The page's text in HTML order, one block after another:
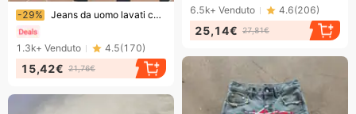
6.5k+ Venduto 4.6(206)
25,14€ 27,81€
Finendo presto!
-29% Jeans da uomo lavati color fango giallo, pantaloni casual da studente, pantaloni da mendicante larghi e strappati, stile retrò, primavera e autunno
1.3k+ Venduto 4.5(170)
15,42€ 21,76€